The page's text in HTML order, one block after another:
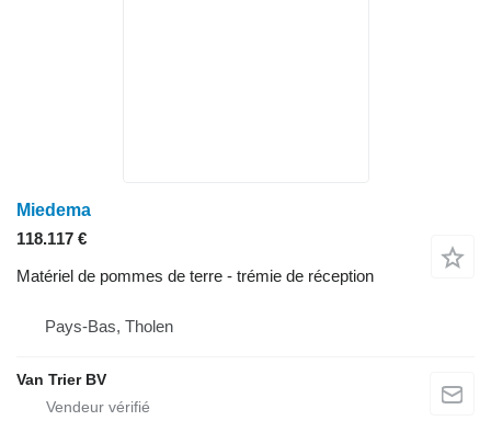
Miedema
118.117 €
Matériel de pommes de terre - trémie de réception
Pays-Bas, Tholen
Van Trier BV